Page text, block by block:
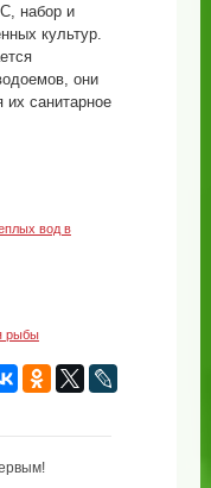
набор и
культур.
они
санитарное
вод в
рыбы